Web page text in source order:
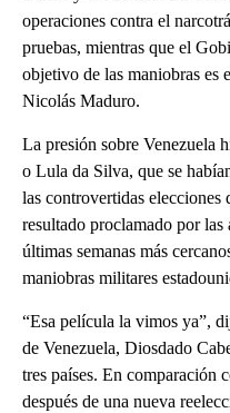
operaciones contra el
pruebas, mientras que el
objetivo de las maniobras es
Nicolás Maduro.
La presión sobre Venezuela
o Lula da Silva, que se
las controvertidas elecciones
resultado proclamado por las
últimas semanas más
maniobras militares
“Esa película la vimos ya”,
de Venezuela, Diosdado
tres países. En comparación
después de una nueva